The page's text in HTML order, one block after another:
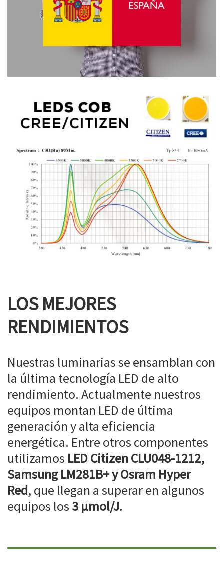
LOS MEJORES
RENDIMIENTOS
Nuestras luminarias se ensamblan con
la última tecnología LED de alto
rendimiento. Actualmente nuestros
equipos montan LED de última
generación y alta eficiencia
energética. Entre otros componentes
utilizamos LED Citizen CLU048-1212,
Samsung LM281B+ y Osram Hyper
Red, que llegan a superar en algunos
equipos los 3 µmol/J.